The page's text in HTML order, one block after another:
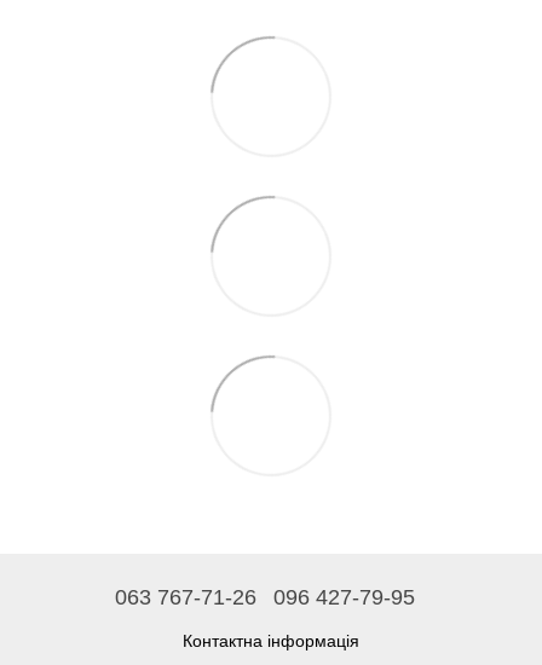
063 767-71-26 096 427-79-95
Контактна інформація